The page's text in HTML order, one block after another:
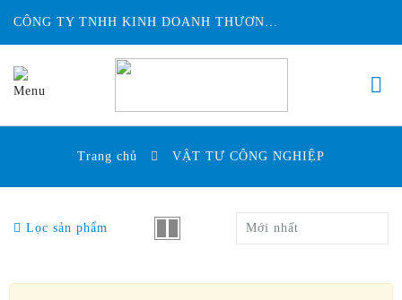
CÔNG TY TNHH KINH DOANH THƯƠNG MẠI ĐỨC HUY INTECH
Trang chủ VẬT TƯ CÔNG NGHIỆP
Lọc sản phẩm Mới nhất